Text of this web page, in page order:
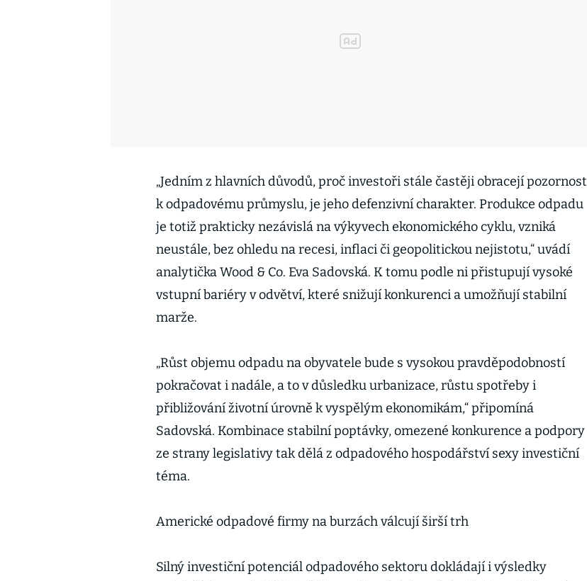
„Jedním z hlavních důvodů, proč investoři stále častěji obracejí pozornost
k odpadovému průmyslu, je jeho defenzivní charakter. Produkce odpadu
je totiž prakticky nezávislá na výkyvech ekonomického cyklu, vzniká
neustále, bez ohledu na recesi, inflaci či geopolitickou nejistotu,“ uvádí
analytička Wood & Co. Eva Sadovská. K tomu podle ni přistupují vysoké
vstupní bariéry v odvětví, které snižují konkurenci a umožňují stabilní
marže.
„Růst objemu odpadu na obyvatele bude s vysokou pravděpodobností
pokračovat i nadále, a to v důsledku urbanizace, růstu spotřeby i
přibližování životní úrovně k vyspělým ekonomikám,“ připomíná
Sadovská. Kombinace stabilní poptávky, omezené konkurence a podpory
ze strany legislativy tak dělá z odpadového hospodářství sexy investiční
téma.
Americké odpadové firmy na burzách válcují širší trh
Silný investiční potenciál odpadového sektoru dokládají i výsledky